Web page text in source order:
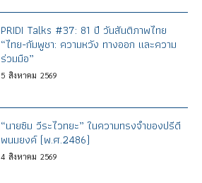
PRIDI Talks #37: 81 ปี วันสันติภาพไทย
“ไทย-กัมพูชา: ความหวัง ทางออก และความ
ร่วมมือ”
5 สิงหาคม 2569
“นายซิม วีระไวทยะ” ในความทรงจำของปรีดี
พนมยงค์ (พ.ศ.2486)
4 สิงหาคม 2569